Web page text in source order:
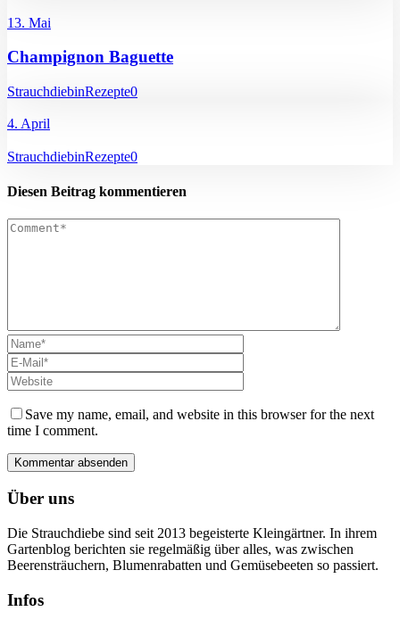
13. Mai
Champignon Baguette
StrauchdiebinRezepte0
4. April
StrauchdiebinRezepte0
Diesen Beitrag kommentieren
Save my name, email, and website in this browser for the next
time I comment.
Über uns
Die Strauchdiebe sind seit 2013 begeisterte Kleingärtner. In ihrem
Gartenblog berichten sie regelmäßig über alles, was zwischen
Beerensträuchern, Blumenrabatten und Gemüsebeeten so passiert.
Infos